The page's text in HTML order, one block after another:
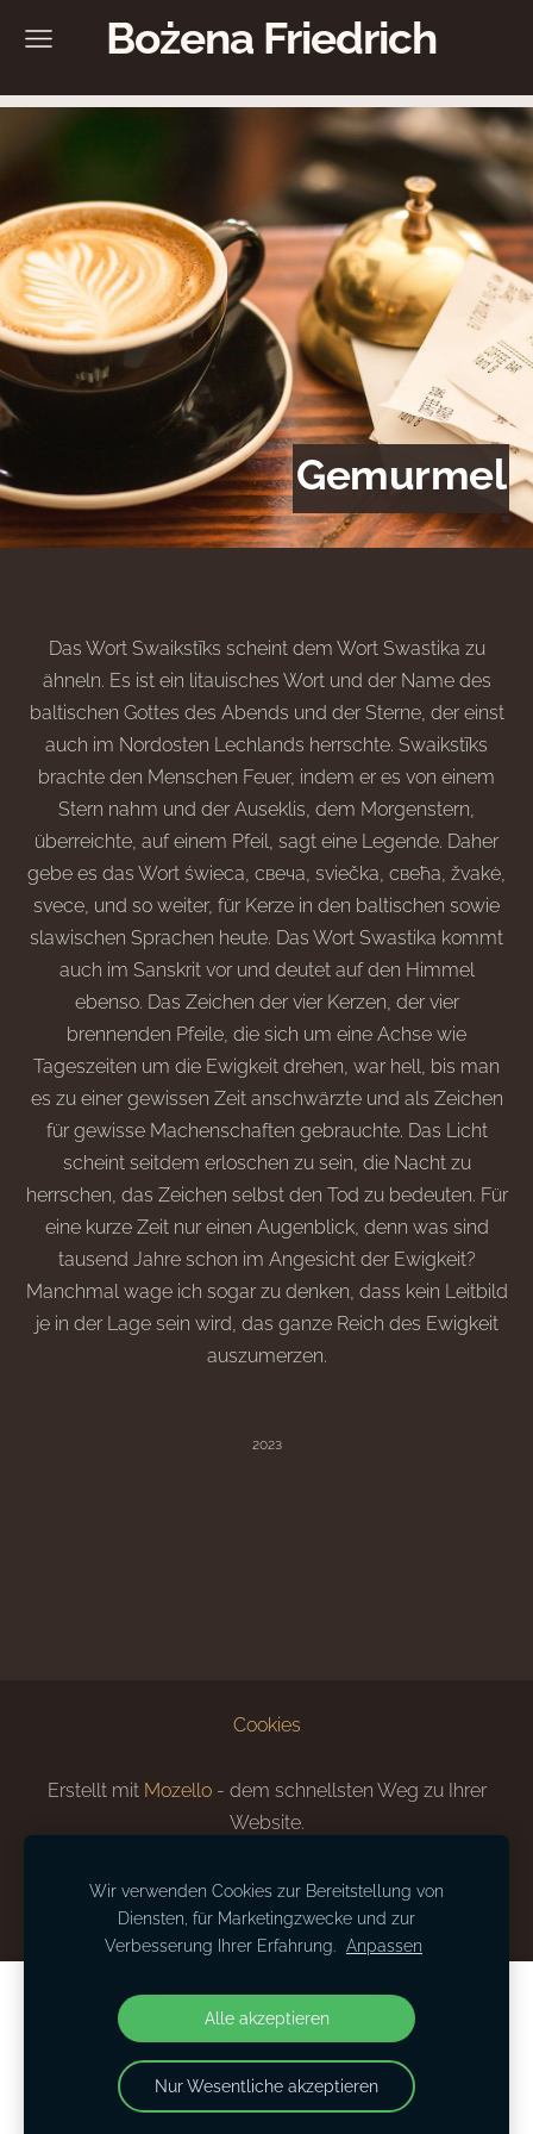
Bożena Friedrich
Gemurmel
Das Wort Swaikstīks scheint dem Wort Swastika zu
ähneln. Es ist ein litauisches Wort und der Name des
baltischen Gottes des Abends und der Sterne, der einst
auch im Nordosten Lechlands herrschte. Swaikstīks
brachte den Menschen Feuer, indem er es von einem
Stern nahm und der Auseklis, dem Morgenstern,
überreichte, auf einem Pfeil, sagt eine Legende. Daher
gebe es das Wort świeca, свеча, sviečka, свећа, žvakė,
svece, und so weiter, für Kerze in den baltischen sowie
slawischen Sprachen heute. Das Wort Swastika kommt
auch im Sanskrit vor und deutet auf den Himmel
ebenso. Das Zeichen der vier Kerzen, der vier
brennenden Pfeile, die sich um eine Achse wie
Tageszeiten um die Ewigkeit drehen, war hell, bis man
es zu einer gewissen Zeit anschwärzte und als Zeichen
für gewisse Machenschaften gebrauchte. Das Licht
scheint seitdem erloschen zu sein, die Nacht zu
herrschen, das Zeichen selbst den Tod zu bedeuten. Für
eine kurze Zeit nur einen Augenblick, denn was sind
tausend Jahre schon im Angesicht der Ewigkeit?
Manchmal wage ich sogar zu denken, dass kein Leitbild
je in der Lage sein wird, das ganze Reich des Ewigkeit
auszumerzen.
²⁰²³
Cookies
Erstellt mit Mozello- dem schnellsten Weg zu Ihrer
Website.
Erstellen Sie Ihre Website oder Ihren
Online-Shop mit Mozello.
Schnell, einfach, ohne Programmieraufwand.
Wir verwenden Cookies zur Bereitstellung von
Diensten, für Marketingzwecke und zur
Verbesserung Ihrer Erfahrung.
Anpassen
Alle akzeptieren
Nur Wesentliche akzeptieren